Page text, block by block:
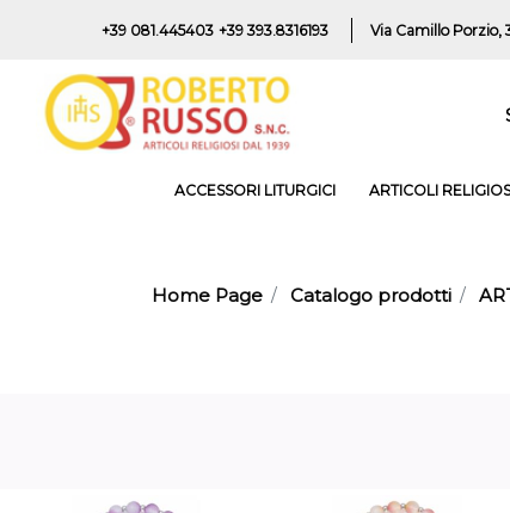
+39 081.445403 +39 393.8316193 Via Camillo Porzio,
ACCESSORI LITURGICI ARTICOLI
Home Page Catalogo prodotti